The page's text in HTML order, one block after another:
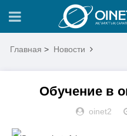
Главная > Новости
Обучение в
oinet2